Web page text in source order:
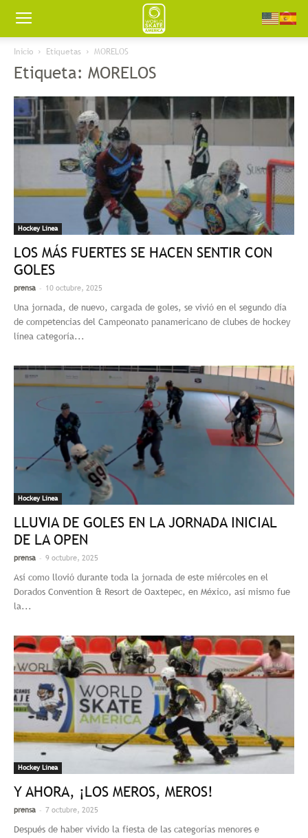
Worldskate
America
Inicio Etiquetas MORELOS
Etiqueta: MORELOS
Hockey Linea
LOS MÁS FUERTES SE HACEN SENTIR CON
GOLES
prensa - 10 octubre, 2025
Una jornada, de nuevo, cargada de goles, se vivió en el segundo día
de competencias del Campeonato panamericano de clubes de hockey
línea categoría...
Hockey Linea
LLUVIA DE GOLES EN LA JORNADA INICIAL
DE LA OPEN
prensa - 9 octubre, 2025
Así como llovió durante toda la jornada de este miércoles en el
Dorados Convention & Resort de Oaxtepec, en México, así mismo fue
la...
Hockey Linea
Y AHORA, ¡LOS MEROS, MEROS!
prensa - 7 octubre, 2025
Después de haber vivido la fiesta de las categorías menores e